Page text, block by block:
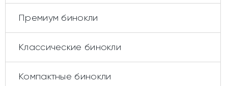
Премиум бинокли
Классические бинокли
Компактные бинокли